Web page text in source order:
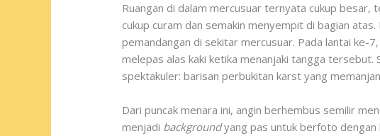
Ruangan di dalam mercusuar ternyata cukup besar,
cukup curam dan semakin menyempit di bagian
pemandangan di sekitar mercusuar. Pada lantai ke-
melepas alas kaki ketika menanjaki tangga
spektakuler: barisan perbukitan karst yang
Dari puncak menara ini, angin berhembus semilir
menjadi backgroundyang pas untuk berfoto dengan